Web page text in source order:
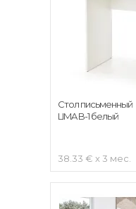
38.33 € x 3 мес.
Стол письменный
LIMA B-1 белый